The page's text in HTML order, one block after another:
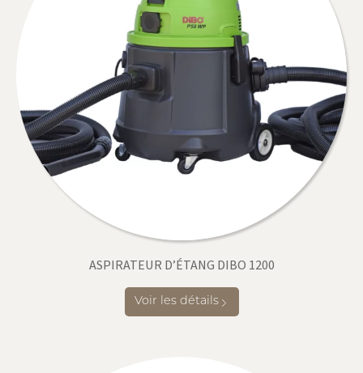
ASPIRATEUR D’ÉTANG DIBO 1200
Voir les détails